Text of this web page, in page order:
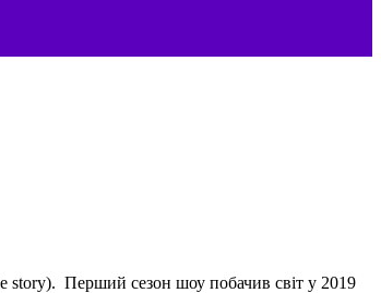
story). Перший сезон шоу побачив світ у 2019